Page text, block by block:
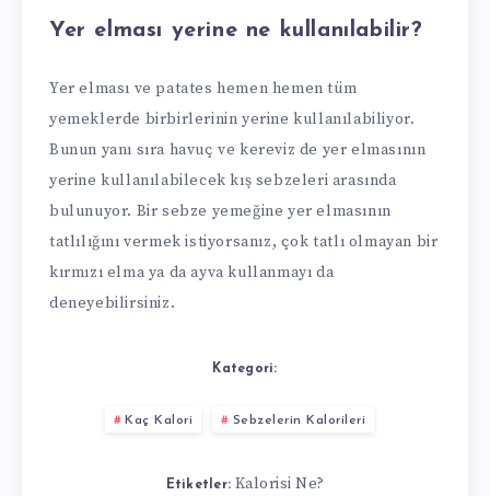
Yer elması yerine ne kullanılabilir?
Yer elması ve patates hemen hemen tüm
yemeklerde birbirlerinin yerine kullanılabiliyor.
Bunun yanı sıra havuç ve kereviz de yer elmasının
yerine kullanılabilecek kış sebzeleri arasında
bulunuyor. Bir sebze yemeğine yer elmasının
tatlılığını vermek istiyorsanız, çok tatlı olmayan bir
kırmızı elma ya da ayva kullanmayı da
deneyebilirsiniz.
Kategori:
Kaç Kalori Sebzelerin Kalorileri
Etiketler: Kalorisi Ne?